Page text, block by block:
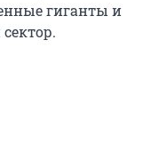
гиганты и